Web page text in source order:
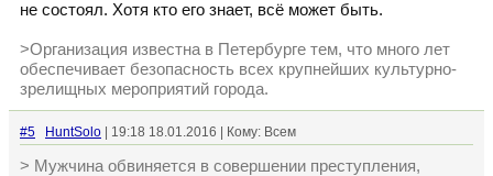
не состоял. Хотя кто его знает, всё может быть.
>Организация известна в Петербурге тем, что много лет
обеспечивает безопасность всех крупнейших культурно-
зрелищных мероприятий города.
#5 HuntSolo | 19:18 18.01.2016 | Кому: Всем
> Мужчина обвиняется в совершении преступления,